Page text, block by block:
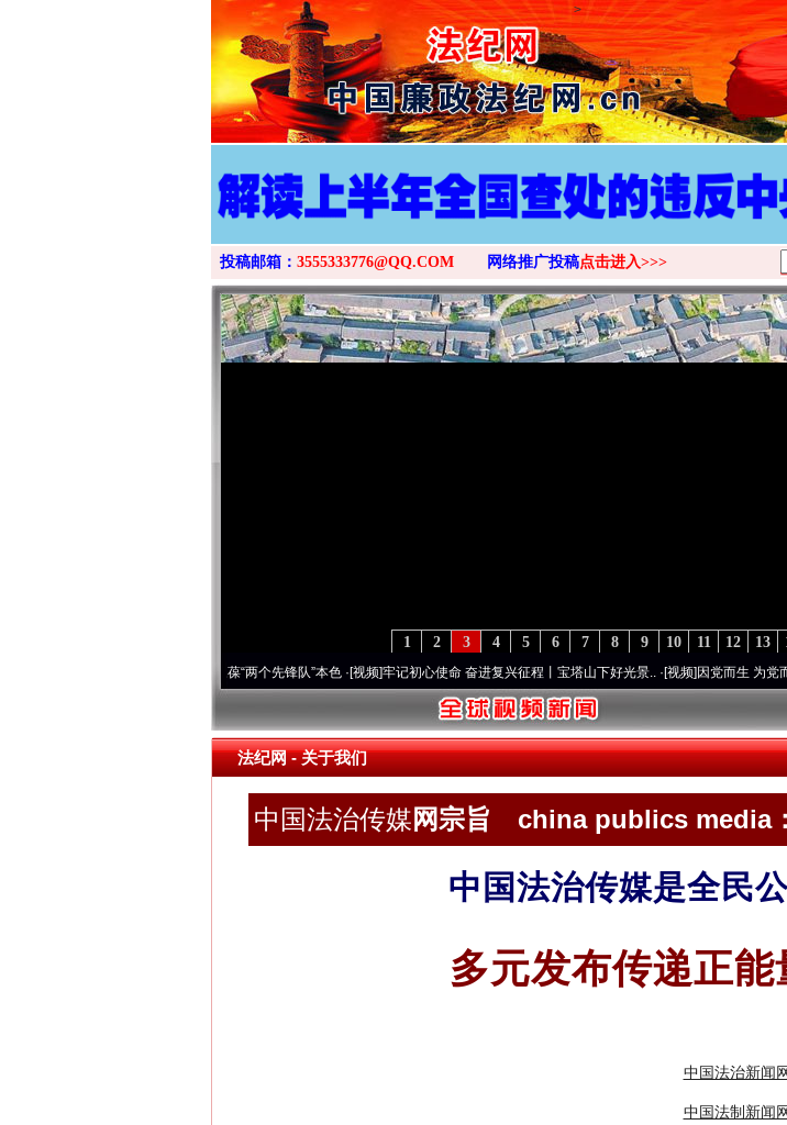
>
投稿邮箱： 3555333776@QQ.COM 网络推广投稿点击进入>>>
13
12
11
10
9
8
7
6
5
4
3
2
1
永葆“两个先锋队”本色·[视频]牢记初心使命 奋进复兴征程丨宝塔山下好光景..·[视频]因党而生 为党而战——
法纪网- 关于我们
中国法治传媒网宗旨 china publics media：
中国法治传媒是全民
多元发布传递正
中国法治新闻
中国法制新闻